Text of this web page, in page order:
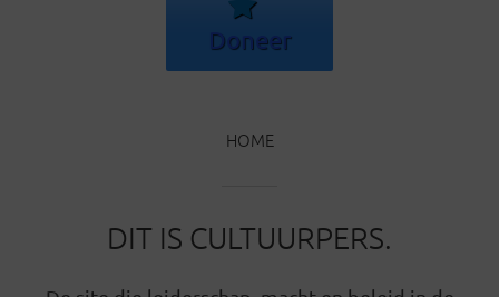
Doneer
HOME
DIT IS CULTUURPERS.